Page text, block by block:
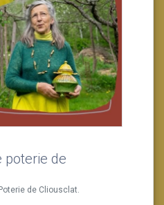
poterie de
de Cliousclat.